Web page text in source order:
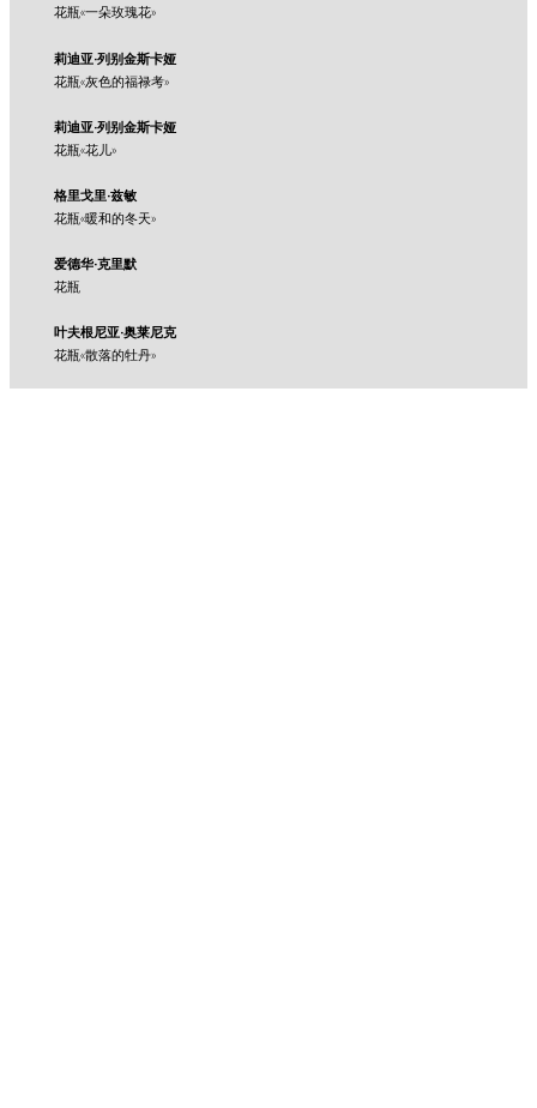
花瓶«一朵玫瑰花»
莉迪亚·列别金斯卡娅
花瓶«灰色的福禄考»
莉迪亚·列别金斯卡娅
花瓶«花儿»
格里戈里·兹敏
花瓶«暖和的冬天»
爱德华·克里默
花瓶
叶夫根尼亚·奥莱尼克
花瓶«散落的牡丹»